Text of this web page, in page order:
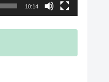
10:14